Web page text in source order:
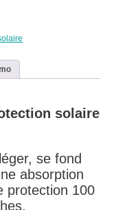
solaire
se fond
absorption
protection 100